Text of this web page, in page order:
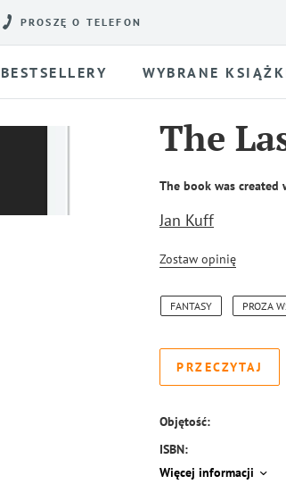
PROSZĘ O TELEFON
BESTSELLERY WYBRANE
The
The book was
Jan Kuff
Zostaw opinię
FANTASY PROZA
PRZECZYTAJ
Objętość:
ISBN:
Więcej informacji